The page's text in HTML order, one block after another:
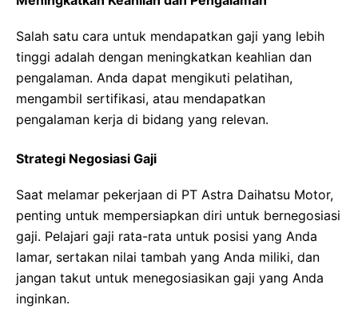
Salah satu cara untuk mendapatkan gaji yang lebih
tinggi adalah dengan meningkatkan keahlian dan
pengalaman. Anda dapat mengikuti pelatihan,
mengambil sertifikasi, atau mendapatkan
pengalaman kerja di bidang yang relevan.
Strategi Negosiasi Gaji
Saat melamar pekerjaan di PT Astra Daihatsu Motor,
penting untuk mempersiapkan diri untuk bernegosiasi
gaji. Pelajari gaji rata-rata untuk posisi yang Anda
lamar, sertakan nilai tambah yang Anda miliki, dan
jangan takut untuk menegosiasikan gaji yang Anda
inginkan.